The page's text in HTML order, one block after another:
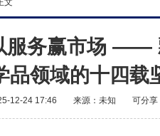
文
服务赢市场 ——
品领域的十四载
12-24 17:46 来源：未知 可分享